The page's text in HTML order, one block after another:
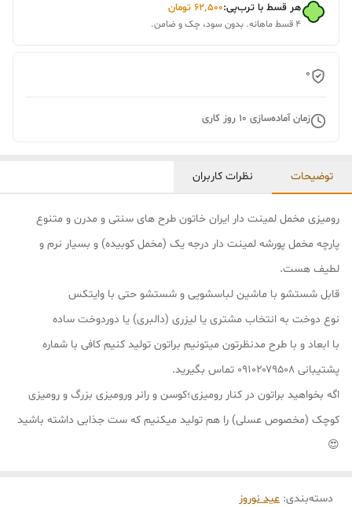
هر قسط با ترب‌پی:۶۲٬۵۰۰ تومان
۴ قسط ماهانه. بدون سود، چک و ضامن.
0
زمان آماده‌سازی 10 روز کاری
توضیحات نظرات کاربران
رومیزی مخمل لمینت دار ایران خاتون طرح های سنتی و مدرن و متنوع
پارچه مخمل پورشه لمینت دار درجه یک (مخمل کوبیده) و بسیار نرم و
لطیف هست.
قابل شستشو با ماشین لباسشویی و شستشو حتی با وایتکس
نوع دوخت به انتخاب مشتری یا لیزری (دالبری) یا دوردوخت ساده
با ابعاد و با طرح مدنظرتون میتونیم براتون تولید کنیم کافی با شماره
پشتیبانی ۰۹۱۰۲۰۷۹۵۰۸ تماس بگیرید.
اگه بخواهید براتون در کنار رومیزی؛کوسن و رانر ورومیزی بزرگ و رومیزی
کوچک (مخصوص عسلی) را هم تولید میکنیم که ست جذابی داشته باشید
😍
دسته‌بندی: عید نوروز